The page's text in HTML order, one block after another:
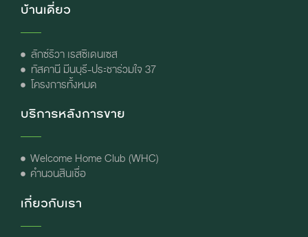
บ้านเดี่ยว
ลักซ์ริวา เรสซิเดนเซส
ทัสคานี มีนบุรี-ประชาร่วมใจ 37
โครงการทั้งหมด
บริการหลังการขาย
Welcome Home Club (WHC)
คำนวนสินเชื่อ
เกี่ยวกับเรา